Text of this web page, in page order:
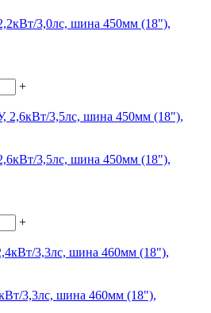
3,0лс, шина 450мм (18"),
+
3,5лс, шина 450мм (18"),
+
3,3лс, шина 460мм (18"),